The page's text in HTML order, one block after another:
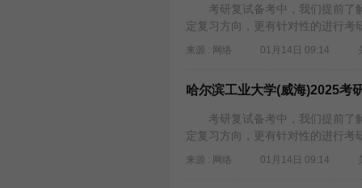
考研复试备考中，我们提前了解
定复习方向，更有针对性的进行考
来源 : 网络 01月14日 09:14
哈尔滨工业大学(威海)2025考
考研复试备考中，我们提前了解
定复习方向，更有针对性的进行考
来源 : 网络 01月14日 09:14